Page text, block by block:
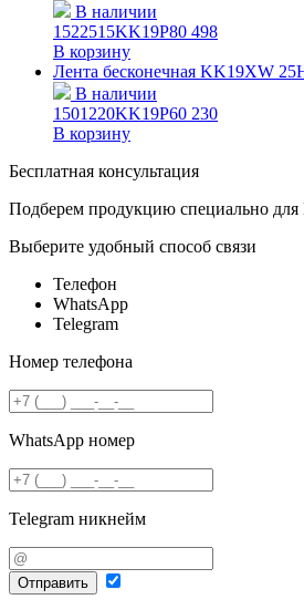
В наличии
1522515KK19P80 498
В корзину
Лента бесконечная KK19XW
В наличии
1501220KK19P60 230
В корзину
Бесплатная консультация
Подберем продукцию специально для
Выберите удобный способ связи
Телефон
WhatsApp
Telegram
Номер телефона
WhatsApp номер
Telegram никнейм
Отправить